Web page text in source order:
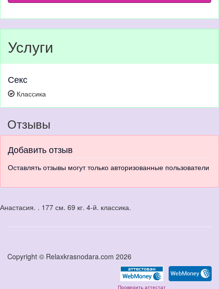
Услуги
Секс
Классика
Отзывы
Добавить отзыв
Оставлять отзывы могут только авторизованные пользователи
Анастасия. . 177 см. 69 кг. 4-й. классика.
Copyright © Relaxkrasnodara.com 2026
Проверить аттестат